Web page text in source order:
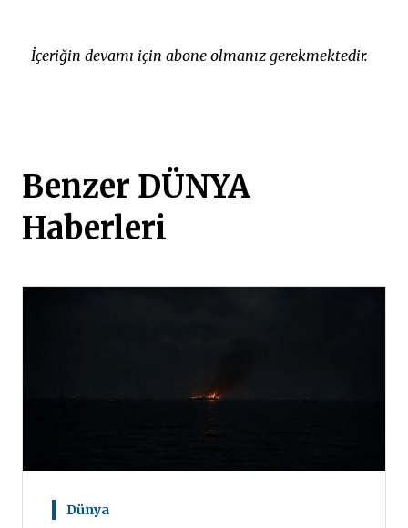
İçeriğin devamı için abone olmanız gerekmektedir.
Benzer DÜNYA
Haberleri
Dünya